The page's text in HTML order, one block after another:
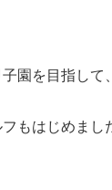
園を目指して
もはじめまし